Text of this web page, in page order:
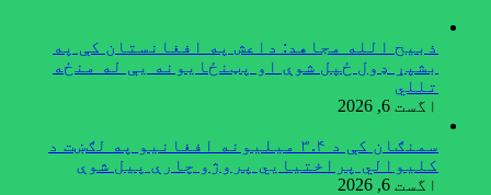
ذبیح الله مجاهد: داعش په افغانستان کې په
بشپړ ډول ځپل شوې او پټنځایونه یې له منځه
تللي
اگست 6, 2026
سمنګان کې د ۳.۴ میلیونه افغانیو په لګښت د
کلیوالي پراختیايي پروژو چارې پیل شوې
اگست 6, 2026